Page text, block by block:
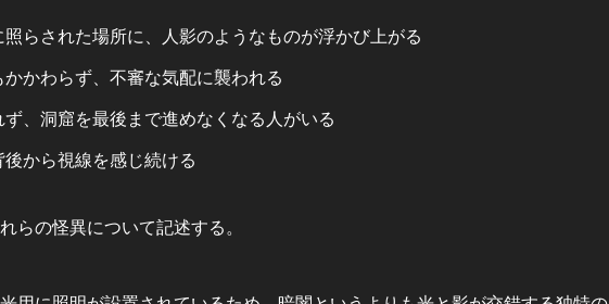
らされた場所に、人影のようなものが浮かび上がる
かわらず、不審な気配に襲われる
、洞窟を最後まで進めなくなる人がいる
から視線を感じ続ける
らの怪異について記述する。